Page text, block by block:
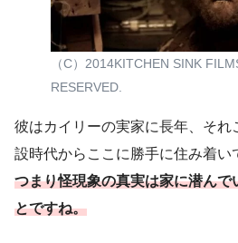
（C）2014KITCHEN SINK
RESERVED.
彼はカイリーの実家に長年、それ
設時代からここに勝手に住み着い
つまり怪現象の真実は家に潜んで
とですね。